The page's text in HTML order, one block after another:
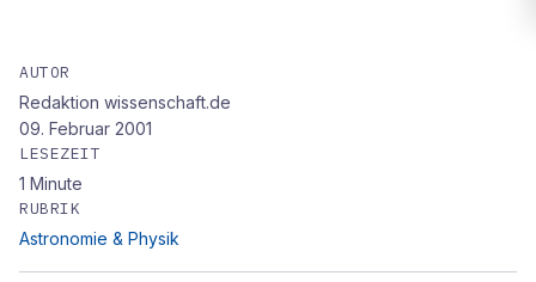
Shuttle bringt Forschungslabor zur
ISS
AUTOR
Redaktion wissenschaft.de
09. Februar 2001
LESEZEIT
1 Minute
RUBRIK
Astronomie & Physik